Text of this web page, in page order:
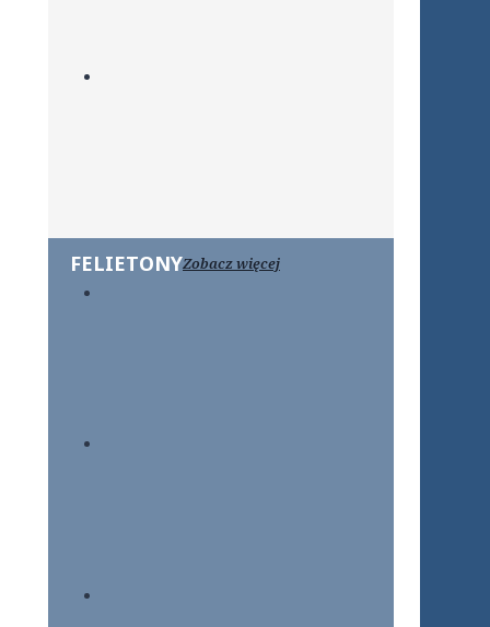
FELIETONYZobacz więcej